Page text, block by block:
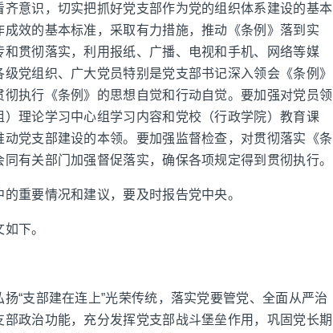
意识，切实把抓好党支部作为党的组织体系建设的基本
效的基本标准，采取有力措施，推动《条例》落到实
贯彻落实，利用报纸、广播、电视和手机、网络等媒
党组织、广大党员特别是党支部书记深入领会《条例》
执行《条例》的思想自觉和行动自觉。要加强对党员领
理论学习中心组学习内容和党校（行政学院）教育课
党支部建设的本领。要加强监督检查，对贯彻落实《条
有关部门加强督促落实，确保各项规定得到贯彻执行。
重要情况和建议，要及时报告党中央。
下。
“支部建在连上”光荣传统，落实党要管党、全面从严治
政治功能，充分发挥党支部战斗堡垒作用，巩固党长期